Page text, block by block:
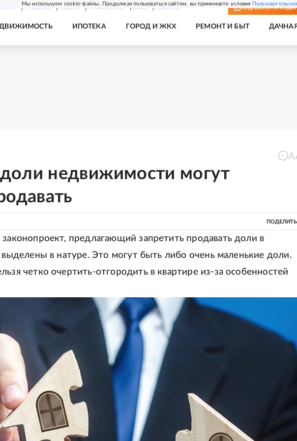
Мы используем cookie-файлы. Продолжая пользоваться сайтом, вы принимаете условия
РГ-НЕДЕЛЯ РОДИНА ПРИЛОЖЕНИЯ СОЮЗ НОВОСТИ ПОДПИСКА НА
ИПОТЕКА ГОРОД И ЖКХ РЕМОНТ И БЫТ
недвижимости могут
законопроект, предлагающий запретить продавать доли в
выделены в натуре. Это могут быть либо очень маленькие доли.
четко очертить-отгородить в квартире из-за особенностей